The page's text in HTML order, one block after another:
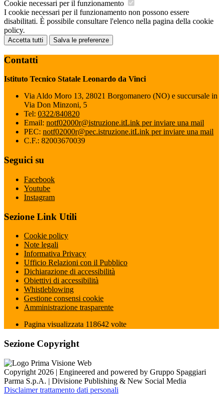
Cookie necessari per il funzionamento
I cookie necessari per il funzionamento non possono essere
disabilitati. È possibile consultare l'elenco nella pagina della cookie
policy.
Accetta tutti Salva le preferenze
Contatti
Istituto Tecnico Statale Leonardo da Vinci
Via Aldo Moro 13, 28021 Borgomanero (NO) e succursale in
Via Don Minzoni, 5
Tel: 0322/840820
Email: notf02000r@istruzione.itLink per inviare una mail
PEC: notf02000r@pec.istruzione.itLink per inviare una mail
C.F.: 82003670039
Seguici su
Facebook
Youtube
Instagram
Sezione Link Utili
Cookie policy
Note legali
Informativa Privacy
Ufficio Relazioni con il Pubblico
Dichiarazione di accessibilità
Obiettivi di accessibilità
Whistleblowing
Gestione consensi cookie
Amministrazione trasparente
Pagina visualizzata 118642 volte
Sezione Copyright
Copyright 2026 | Engineered and powered by Gruppo Spaggiari
Parma S.p.A. | Divisione Publishing & New Social Media
Disclaimer trattamento dati personali